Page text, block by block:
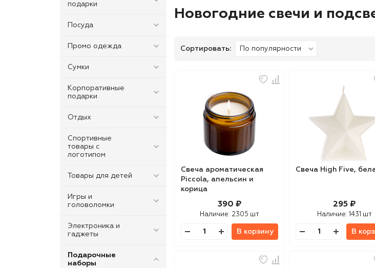
подарки
Посуда
Промо одежда
Сумки
Корпоративные
подарки
Отдых
Спортивные
товары с
логотипом
Товары для детей
Игры и
головоломки
Электроника и
гаджеты
Подарочные
наборы
Новогодние свечи и
Сортировать:
Свеча ароматическая
Piccola, апельсин и
корица
390 ₽
Наличие: 2305 шт
В корзину
Свеча High Five,
295 ₽
Наличие: 1431 шт
В